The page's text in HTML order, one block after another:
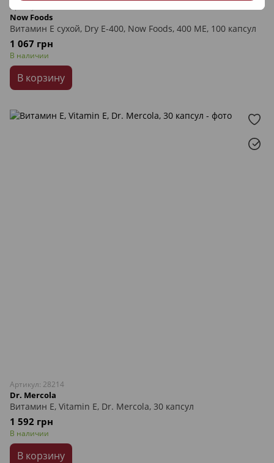
Артикул: 9185
Now Foods
Витамин Е сухой, Dry E-400, Now Foods, 400 МЕ, 100 капсул
1 067 грн
В наличии
В корзину
Артикул: 28214
Dr. Mercola
Витамин Е, Vitamin E, Dr. Mercola, 30 капсул
1 592 грн
В наличии
В корзину